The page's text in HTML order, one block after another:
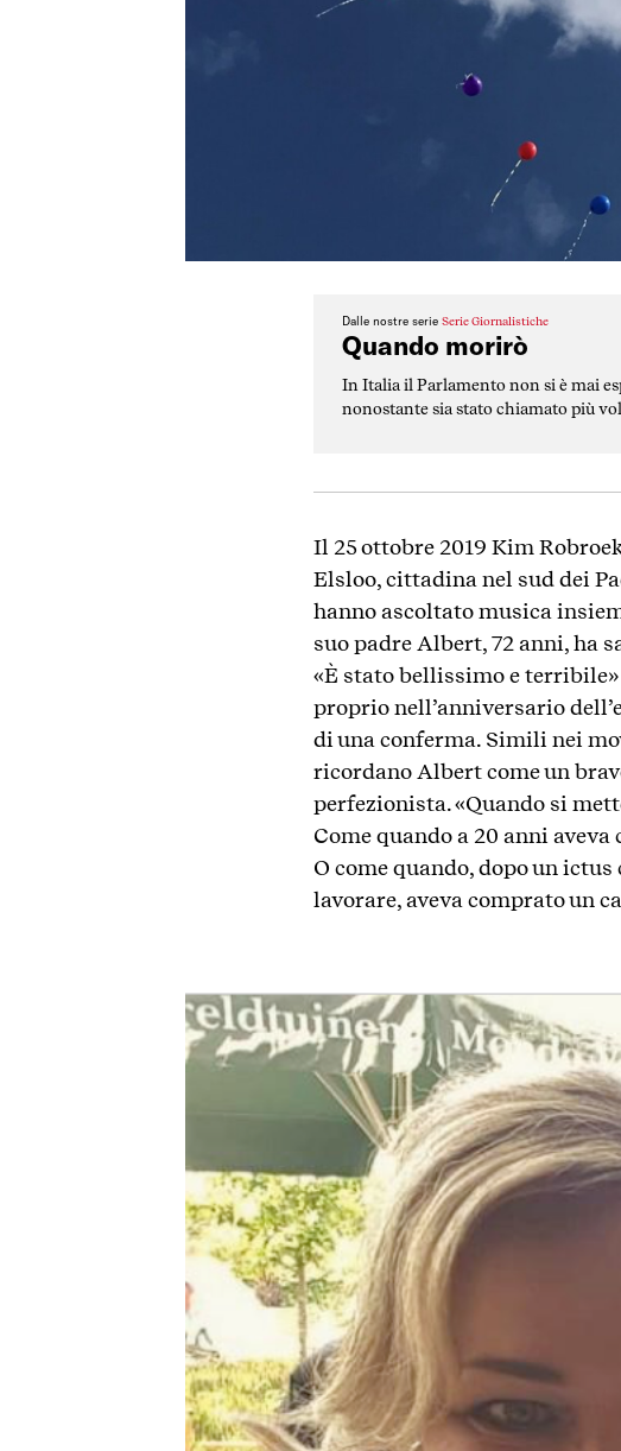
Dalle nostre serie Serie Giornalistiche
Quando morirò
In Italia il Parlamento non si è mai
nonostante sia stato chiamato più
Il 25 ottobre 2019 Kim
Elsloo, cittadina nel sud dei
hanno ascoltato musica
suo padre Albert, 72 anni, ha
«È stato bellissimo e
proprio nell’anniversario
di una conferma. Simili nei
ricordano Albert come un
perfezionista. «Quando si
Come quando a 20 anni
O come quando, dopo un
lavorare, aveva comprato un